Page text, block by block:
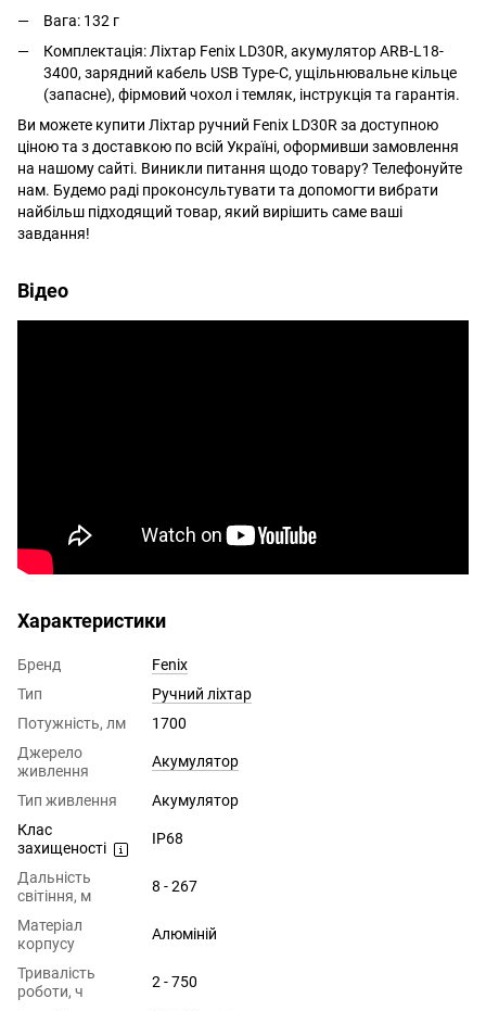
Вага: 132 г
Комплектація: Ліхтар Fenix LD30R, акумулятор ARB-L18-
3400, зарядний кабель USB Type-C, ущільнювальне кільце
(запасне), фірмовий чохол і темляк, інструкція та гарантія.
Ви можете купити Ліхтар ручний Fenix LD30R за доступною
ціною та з доставкою по всій Україні, оформивши замовлення
на нашому сайті. Виникли питання щодо товару? Телефонуйте
нам. Будемо раді проконсультувати та допомогти вибрати
найбільш підходящий товар, який вирішить саме ваші
завдання!
Відео
Характеристики
Бренд
Fenix
Тип
Ручний ліхтар
Потужність, лм
1700
Джерело
живлення
Акумулятор
Тип живлення
Акумулятор
Клас
захищеності
IP68
Дальність
світіння, м
8 - 267
Матеріал
корпусу
Алюміній
Тривалість
роботи, ч
2 - 750